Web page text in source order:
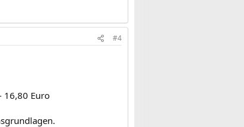
#4
16,80 Euro